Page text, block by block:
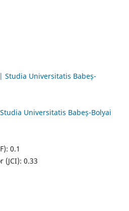
Universitatis Babeș-
Universitatis Babeș-Bolyai
0.1
(JCI): 0.33